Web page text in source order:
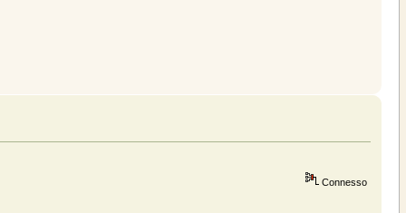
Connesso